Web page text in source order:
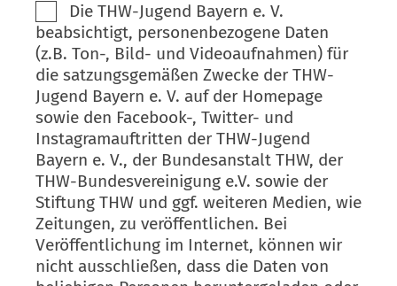
Die THW-Jugend Bayern e. V.
beabsichtigt, personenbezogene Daten
(z.B. Ton-, Bild- und Videoaufnahmen) für
die satzungsgemäßen Zwecke der THW-
Jugend Bayern e. V. auf der Homepage
sowie den Facebook-, Twitter- und
Instagramauftritten der THW-Jugend
Bayern e. V., der Bundesanstalt THW, der
THW-Bundesvereinigung e.V. sowie der
Stiftung THW und ggf. weiteren Medien, wie
Zeitungen, zu veröffentlichen. Bei
Veröffentlichung im Internet, können wir
nicht ausschließen, dass die Daten von